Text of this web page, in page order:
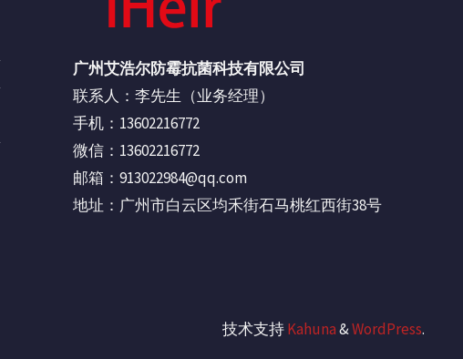
广州艾浩尔防霉抗菌科技有限公司
联系人：李先生（业务经理）
手机：13602216772
微信：13602216772
邮箱：913022984@qq.com
地址：广州市白云区均禾街石马桃红西街38号
技术支持Kahuna&WordPress.